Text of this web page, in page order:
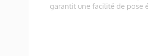
garantit une facilité de pose